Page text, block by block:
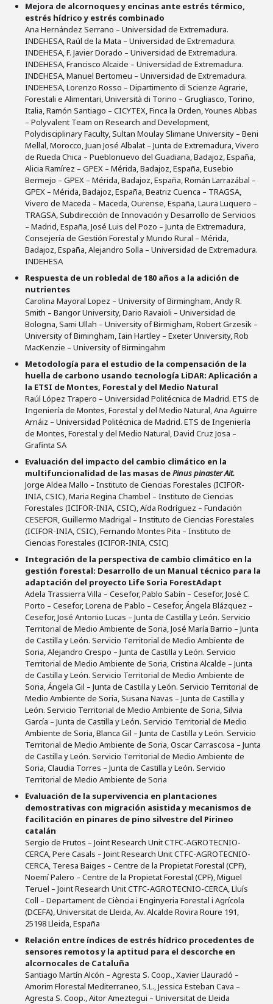
Mejora de alcornoques y encinas ante estrés térmico,
estrés hídrico y estrés combinado
Ana Hernández Serrano – Universidad de Extremadura.
INDEHESA, Raúl de la Mata – Universidad de Extremadura.
INDEHESA, F. Javier Dorado – Universidad de Extremadura.
INDEHESA, Francisco Alcaide – Universidad de Extremadura.
INDEHESA, Manuel Bertomeu – Universidad de Extremadura.
INDEHESA, Lorenzo Rosso – Dipartimento di Scienze Agrarie,
Forestali e Alimentari, Università di Torino – Grugliasco, Torino,
Italia, Ramón Santiago – CICYTEX, Finca la Orden, Younes Abbas
– Polyvalent Team on Research and Development,
Polydisciplinary Faculty, Sultan Moulay Slimane University – Beni
Mellal, Morocco, Juan José Albalat – Junta de Extremadura, Vivero
de Rueda Chica – Pueblonuevo del Guadiana, Badajoz, España,
Alicia Ramírez – GPEX – Mérida, Badajoz, España, Eusebio
Bermejo – GPEX – Mérida, Badajoz, España, Román Larrazábal –
GPEX – Mérida, Badajoz, España, Beatriz Cuenca – TRAGSA,
Vivero de Maceda – Maceda, Ourense, España, Laura Luquero –
TRAGSA, Subdirección de Innovación y Desarrollo de Servicios
– Madrid, España, José Luis del Pozo – Junta de Extremadura,
Consejería de Gestión Forestal y Mundo Rural – Mérida,
Badajoz, España, Alejandro Solla – Universidad de Extremadura.
INDEHESA
Respuesta de un robledal de 180 años a la adición de
nutrientes
Carolina Mayoral Lopez – University of Birmingham, Andy R.
Smith – Bangor University, Dario Ravaioli – Universidad de
Bologna, Sami Ullah – University of Birmigham, Robert Grzesik –
University of Bimingham, Iain Hartley – Exeter University, Rob
MacKenzie – University of Birmingahm
Metodología para el estudio de la compensación de la
huella de carbono usando tecnología LiDAR: Aplicación a
la ETSI de Montes, Forestal y del Medio Natural
Raúl López Trapero – Universidad Politécnica de Madrid. ETS de
Ingeniería de Montes, Forestal y del Medio Natural, Ana Aguirre
Arnáiz – Universidad Politécnica de Madrid. ETS de Ingeniería
de Montes, Forestal y del Medio Natural, David Cruz Josa –
Grafinta SA
Evaluación del impacto del cambio climático en la
multifuncionalidad de las masas dePinus pinaster Ait.
Jorge Aldea Mallo – Instituto de Ciencias Forestales (ICIFOR-
INIA, CSIC), Maria Regina Chambel – Instituto de Ciencias
Forestales (ICIFOR-INIA, CSIC), Aída Rodríguez – Fundación
CESEFOR, Guillermo Madrigal – Instituto de Ciencias Forestales
(ICIFOR-INIA, CSIC), Fernando Montes Pita – Instituto de
Ciencias Forestales (ICIFOR-INIA, CSIC)
Integración de la perspectiva de cambio climático en la
gestión forestal: Desarrollo de un Manual técnico para la
adaptación del proyecto Life Soria ForestAdapt
Adela Trassierra Villa – Cesefor, Pablo Sabín – Cesefor, José C.
Porto – Cesefor, Lorena de Pablo – Cesefor, Ángela Blázquez –
Cesefor, José Antonio Lucas – Junta de Castilla y León. Servicio
Territorial de Medio Ambiente de Soria, José María Barrio – Junta
de Castilla y León. Servicio Territorial de Medio Ambiente de
Soria, Alejandro Crespo – Junta de Castilla y León. Servicio
Territorial de Medio Ambiente de Soria, Cristina Alcalde – Junta
de Castilla y León. Servicio Territorial de Medio Ambiente de
Soria, Ángela Gil – Junta de Castilla y León. Servicio Territorial de
Medio Ambiente de Soria, Susana Navas – Junta de Castilla y
León. Servicio Territorial de Medio Ambiente de Soria, Silvia
García – Junta de Castilla y León. Servicio Territorial de Medio
Ambiente de Soria, Blanca Gil – Junta de Castilla y León. Servicio
Territorial de Medio Ambiente de Soria, Oscar Carrascosa – Junta
de Castilla y León. Servicio Territorial de Medio Ambiente de
Soria, Claudia Torres – Junta de Castilla y León. Servicio
Territorial de Medio Ambiente de Soria
Evaluación de la supervivencia en plantaciones
demostrativas con migración asistida y mecanismos de
facilitación en pinares de pino silvestre del Pirineo
catalán
Sergio de Frutos – Joint Research Unit CTFC-AGROTECNIO-
CERCA, Pere Casals – Joint Research Unit CTFC-AGROTECNIO-
CERCA, Teresa Baiges – Centre de la Propietat Forestal (CPF),
Noemí Palero – Centre de la Propietat Forestal (CPF), Miguel
Teruel – Joint Research Unit CTFC-AGROTECNIO-CERCA, Lluís
Coll – Departament de Ciència i Enginyeria Forestal i Agrícola
(DCEFA), Universitat de Lleida, Av. Alcalde Rovira Roure 191,
25198 Lleida, España
Relación entre índices de estrés hídrico procedentes de
sensores remotos y la aptitud para el descorche en
alcornocales de Cataluña
Santiago Martín Alcón – Agresta S. Coop., Xavier Llauradó –
Amorim Florestal Mediterraneo, S.L., Jessica Esteban Cava –
Agresta S. Coop., Aitor Ameztegui – Universitat de Lleida